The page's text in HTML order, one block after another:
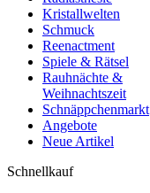
Kristallwelten
Schmuck
Reenactment
Spiele & Rätsel
Rauhnächte &
Weihnachtszeit
Schnäppchenmarkt
Angebote
Neue Artikel
Schnellkauf